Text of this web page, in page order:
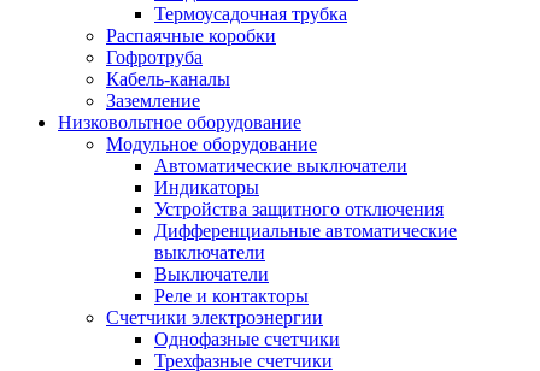
Термоусадочная трубка
Распаячные коробки
Гофротруба
Кабель-каналы
Заземление
Низковольтное оборудование
Модульное оборудование
Автоматические выключатели
Индикаторы
Устройства защитного отключения
Дифференциальные автоматические
выключатели
Выключатели
Реле и контакторы
Счетчики электроэнергии
Однофазные счетчики
Трехфазные счетчики